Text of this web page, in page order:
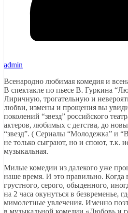
admin
Всенародно любимая комедия и
В спектакле по пьесе В. Гуркина
Лиричную, трогательную и
любви, измены и прощения вы
поколений “звезд” российского
актеров, любимых с детства, до
“звезд”. ( Сериалы “Молодежка” и
не только сыграют, но и споют, т.к.
музыкальная.
Милые комедии из далекого уже
наше время. И это правильно. Когда
грустного, серого, обыденного,
на 2 часа окунуться в безвременье,
мимолетные увлечения. Именно